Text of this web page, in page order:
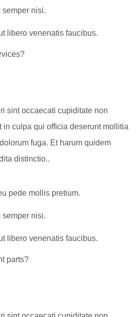
nisi.
libero venenatis faucibus.
sint occaecati cupiditate non
in culpa qui officia deserunt mollitia
fuga. Et harum quidem
distinctio..
pede mollis pretium.
nisi.
libero venenatis faucibus.
parts?